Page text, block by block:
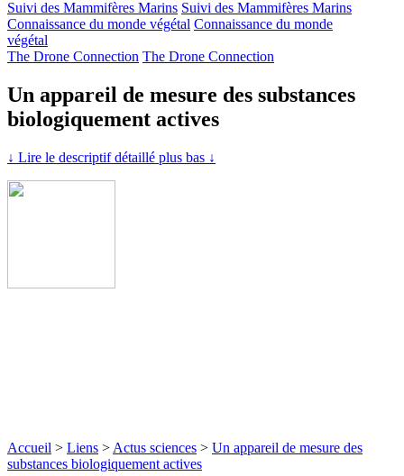
Suivi des Mammifères Marins Suivi des Mammifères Marins
Connaissance du monde végétal Connaissance du monde
végétal
The Drone Connection The Drone Connection
Un appareil de mesure des substances
biologiquement actives
↓ Lire le descriptif détaillé plus bas ↓
Accueil > Liens > Actus sciences > Un appareil de mesure des
substances biologiquement actives